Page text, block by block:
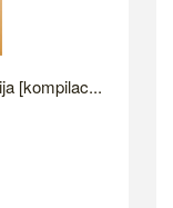
[kompilac...